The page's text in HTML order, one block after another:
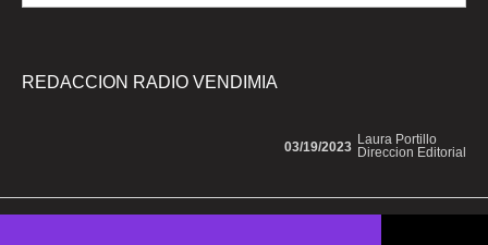
REDACCION RADIO VENDIMIA
Laura Portillo
Direccion Editorial
03/19/2023